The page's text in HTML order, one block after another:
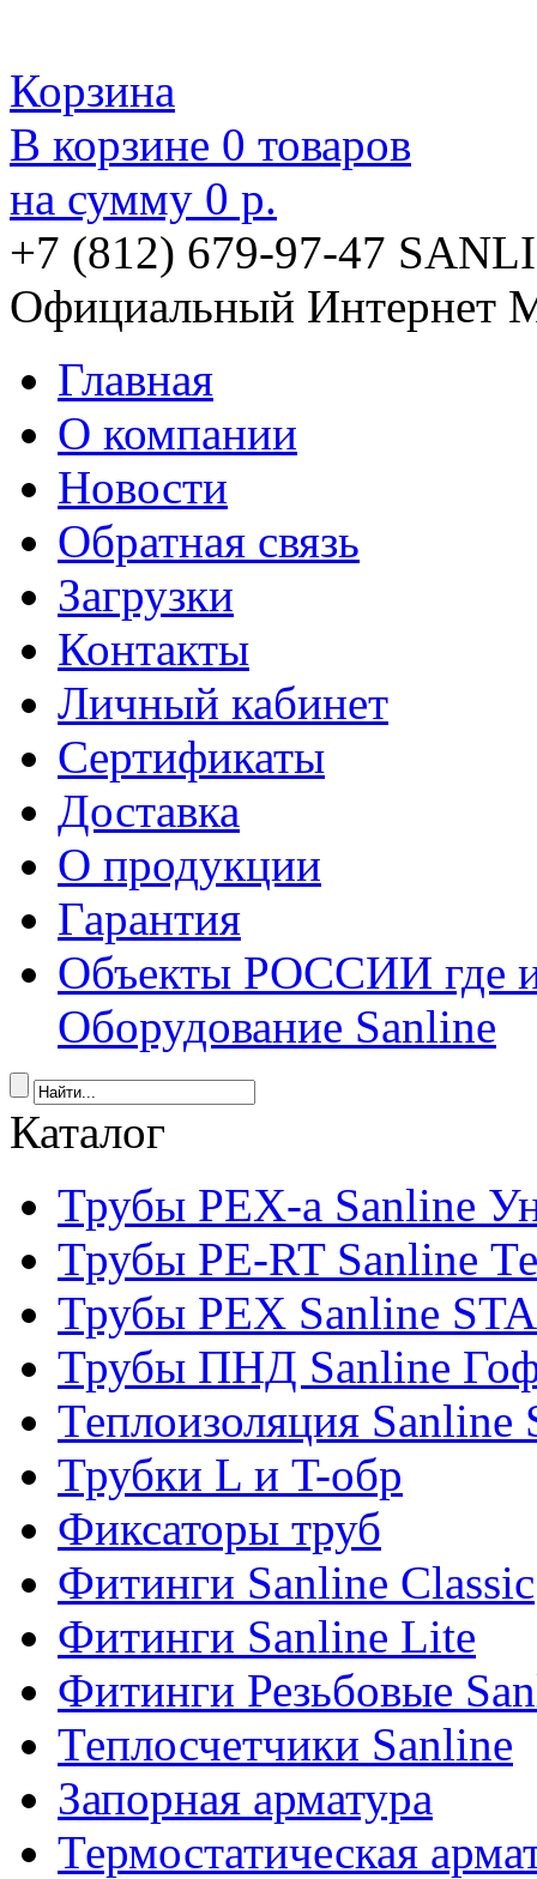
Корзина
В корзине 0 товаров
на сумму 0 р.
+7 (812) 679-97-47
Официальный Интернет
Главная
О компании
Новости
Обратная связь
Загрузки
Контакты
Личный кабинет
Сертификаты
Доставка
О продукции
Гарантия
Объекты РОССИИ где
Оборудование Sanline
Каталог
Трубы PEX-a Sanline
Трубы PE-RT Sanline
Трубы PEX Sanline
Трубы ПНД Sanline
Теплоизоляция Sanline
Трубки L и T-обр
Фиксаторы труб
Фитинги Sanline Classic
Фитинги Sanline Lite
Фитинги Резьбовые
Теплосчетчики Sanline
Запорная арматура
Термостатическая